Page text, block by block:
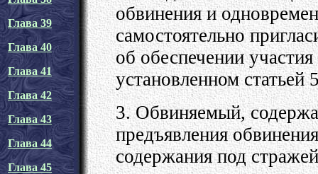
Глава 39
Глава 40
Глава 41
Глава 42
Глава 43
Глава 44
Глава 45
обвинения и
самостоятельно
об обеспечении
установленном статьей
3. Обвиняемый,
предъявления
содержания под